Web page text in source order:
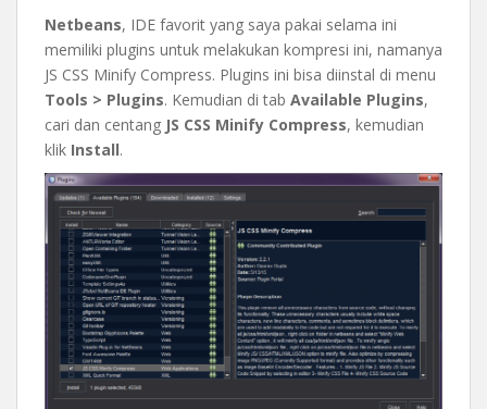
Netbeans, IDE favorit yang saya pakai selama ini
memiliki plugins untuk melakukan kompresi ini, namanya
JS CSS Minify Compress. Plugins ini bisa diinstal di menu
Tools > Plugins. Kemudian di tab Available Plugins,
cari dan centang JS CSS Minify Compress, kemudian
klik Install.